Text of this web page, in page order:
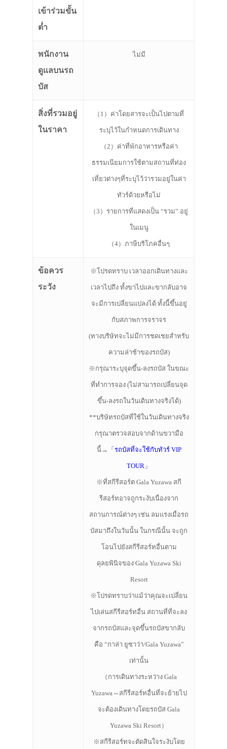
เข้าร่วมขั้น
ต่ำ
พนักงาน
ดูแลบนรถ
บัส
ไม่มี
สิ่งที่รวมอยู่
ในราคา
（1）ค่าโดยสารจะเป็นไปตามที่
ระบุไว้ในกำหนดการเดินทาง
（2）ค่าที่พักอาหารหรือค่า
ธรรมเนียมการใช้ตามสถานที่ท่อง
เที่ยวต่างๆที่ระบุไว้ว่ารวมอยู่ในค่า
ทัวร์ด้วยหรือไม่
（3）รายการที่แสดงเป็น “รวม” อยู่
ในเมนู
（4）ภาษีบริโภคอื่นๆ
ข้อควร
ระวัง
※โปรดทราบ เวลาออกเดินทางและ
เวลาไปถึง ทั้งขาไปและขากลับอาจ
จะมีการเปลี่ยนแปลงได้ ทั้งนี้ขึ้นอยู่
กับสภาพการจราจร
(ทางบริษัทจะไม่มีการชดเชยสำหรับ
ความล่าช้าของรถบัส)
※กรุณาระบุจุดขึ้น-ลงรถบัส ในขณะ
ที่ทำการจอง (ไม่สามารถเปลี่ยนจุด
ขึ้น-ลงรถในวันเดินทางจริงได้)
**บริษัทรถบัสที่ใช้ในวันเดินทางจริง
กรุณาตรวจสอบจากด้านขวามือ
นี้→ 「 รถบัสที่จะใช้กับทัวร์ VIP
TOUR 」
※ที่สกีรีสอร์ต Gala Yuzawa สกี
รีสอร์ทอาจถูกระงับเนื่องจาก
สถานการณ์ต่างๆ เช่น ลมแรงเมื่อรถ
บัสมาถึงในวันนั้น ในกรณีนั้น จะถูก
โอนไปยังสกีรีสอร์ทอื่นตาม
ดุลยพินิจของ Gala Yuzawa Ski
Resort
※โปรดทราบว่าแม้ว่าคุณจะเปลี่ยน
ไปเล่นสกีรีสอร์ทอื่น สถานที่ที่จะลง
จากรถบัสและจุดขึ้นรถบัสขากลับ
คือ “กาล่า ยูซาว่า/Gala Yuzawa”
เท่านั้น
（การเดินทางระหว่าง Gala
Yuzawa⇔สกีรีสอร์ทอื่นที่จะย้ายไป
จะต้องเดินทางโดยรถบัส Gala
Yuzawa Ski Resort）
※สกีรีสอร์ทจะตัดสินใจระงับโดย